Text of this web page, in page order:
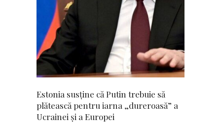
Estonia susține că Putin trebuie să
plătească pentru iarna „dureroasă” a
Ucrainei și a Europei